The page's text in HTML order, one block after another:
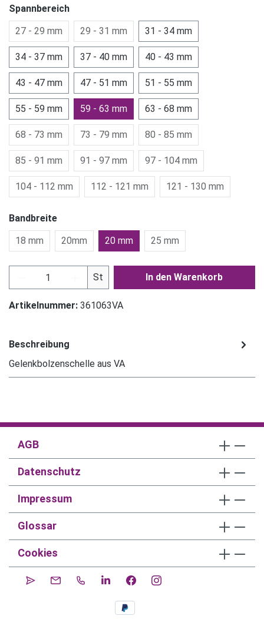
Spannbereich
27 - 29 mm
29 - 31 mm 31 - 34 mm
34 - 37 mm 37 - 40 mm 40 - 43 mm
43 - 47 mm 47 - 51 mm 51 - 55 mm
55 - 59 mm 59 - 63 mm 63 - 68 mm
68 - 73 mm 73 - 79 mm 80 - 85 mm
85 - 91 mm 91 - 97 mm 97 - 104 mm
104 - 112 mm 112 - 121 mm 121 - 130 mm
Bandbreite
18 mm
20mm 20 mm 25 mm
Produkt Anzahl: Gib den gewünschten Wert
St In den Warenkorb
Artikelnummer: 361063VA
Beschreibung
Gelenkbolzenschelle aus VA
AGB
Datenschutz
Impressum
Glossar
Cookies